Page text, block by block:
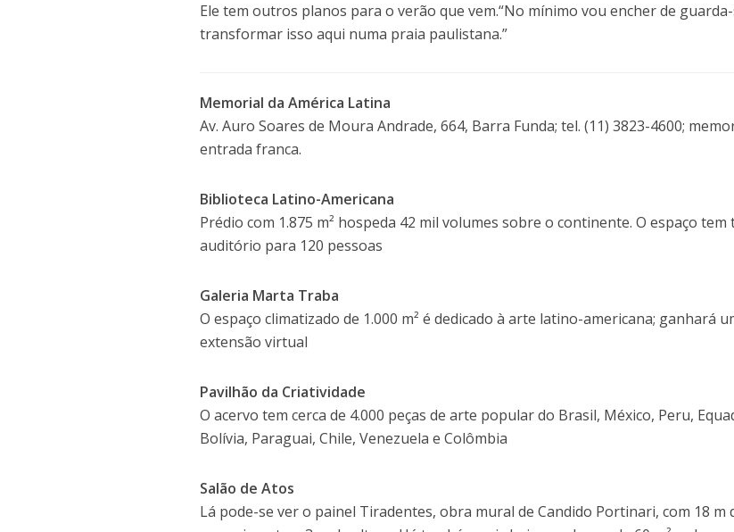
Ele tem outros planos para o verão que vem.“No mínimo vou encher de
transformar isso aqui numa praia paulistana.”
Memorial da América Latina
Av. Auro Soares de Moura Andrade, 664, Barra Funda; tel. (11) 3823-4600;
entrada franca.
Biblioteca Latino-Americana
Prédio com 1.875 m² hospeda 42 mil volumes sobre o continente. O espaço tem
auditório para 120 pessoas
Galeria Marta Traba
O espaço climatizado de 1.000 m² é dedicado à arte latino-americana; ganhará
extensão virtual
Pavilhão da Criatividade
O acervo tem cerca de 4.000 peças de arte popular do Brasil, México, Peru,
Bolívia, Paraguai, Chile, Venezuela e Colômbia
Salão de Atos
Lá pode-se ver o painel Tiradentes, obra mural de Candido Portinari, com 18 m